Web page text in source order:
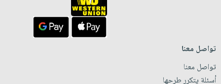
تواصل معنا
تواصل معنا
أسئلة يتكرر طرحها